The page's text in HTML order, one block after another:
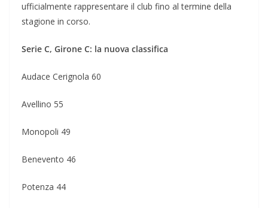
ufficialmente rappresentare il club fino al termine della
stagione in corso.
Serie C, Girone C: la nuova classifica
Audace Cerignola 60
Avellino 55
Monopoli 49
Benevento 46
Potenza 44